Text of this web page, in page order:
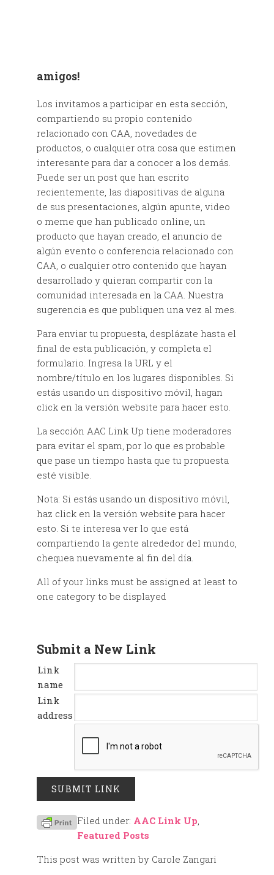
amigos!
Los invitamos a participar en esta sección,
compartiendo su propio contenido
relacionado con CAA, novedades de
productos, o cualquier otra cosa que estimen
interesante para dar a conocer a los demás.
Puede ser un post que han escrito
recientemente, las diapositivas de alguna
de sus presentaciones, algún apunte, video
o meme que han publicado online, un
producto que hayan creado, el anuncio de
algún evento o conferencia relacionado con
CAA, o cualquier otro contenido que hayan
desarrollado y quieran compartir con la
comunidad interesada en la CAA. Nuestra
sugerencia es que publiquen una vez al mes.
Para enviar tu propuesta, desplázate hasta el
final de esta publicación, y completa el
formulario. Ingresa la URL y el
nombre/título en los lugares disponibles. Si
estás usando un dispositivo móvil, hagan
click en la versión website para hacer esto.
La sección AAC Link Up tiene moderadores
para evitar el spam, por lo que es probable
que pase un tiempo hasta que tu propuesta
esté visible.
Nota: Si estás usando un dispositivo móvil,
haz click en la versión website para hacer
esto. Si te interesa ver lo que está
compartiendo la gente alrededor del mundo,
chequea nuevamente al fin del día.
All of your links must be assigned at least to
one category to be displayed
Submit a New Link
Link
name
Link
address
Filed under: AAC Link Up,
Featured Posts
This post was written by Carole Zangari